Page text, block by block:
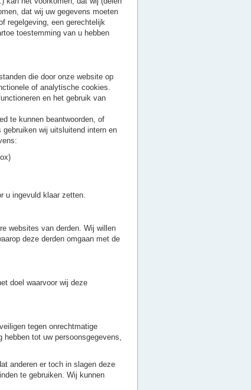
dat wij uw gegevens moeten
regelgeving, een gerechtelijk
toestemming van u hebben
die door onze website op
of analytische cookies.
en het gebruik van
te kunnen beantwoorden, of
wij uitsluitend intern en
u ingevuld klaar zetten.
websites van derden. Wij willen
deze derden omgaan met de
doel waarvoor wij deze
tegen onrechtmatige
tot uw persoonsgegevens,
anderen er toch in slagen deze
te gebruiken. Wij kunnen